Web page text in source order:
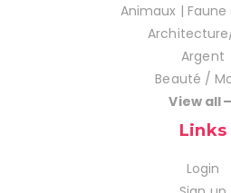
Animaux |
Argent
Beauté /
View all
Links
Login